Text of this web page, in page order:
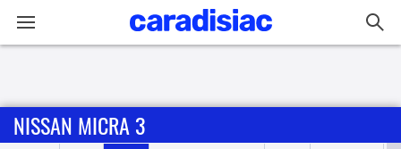
Accueil
NISSAN MICRA 3